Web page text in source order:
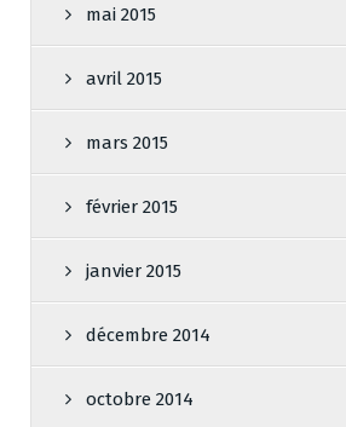
mai 2015
avril 2015
mars 2015
février 2015
janvier 2015
décembre 2014
octobre 2014